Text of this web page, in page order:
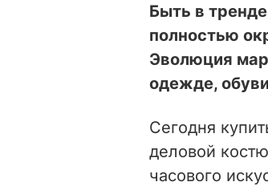
Быть в
полностью
Эволюция
одежде,
Сегодня
деловой
часового